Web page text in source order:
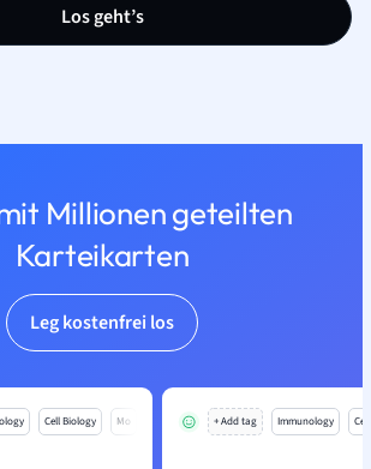
Los geht’s
Millionen geteilten
Karteikarten
Leg kostenfrei los
Cell Biology Mo + Add tag Immunology